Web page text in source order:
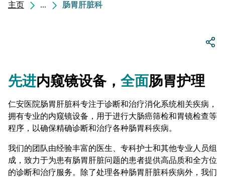
主页 ... 肠胃肝脏科
先进内窥镜设备， 全面肠胃护理
仁安医院肠胃肝脏科专注于诊断和治疗消化系统相关疾病，
拥有专业的内窥镜设备，用于进行大肠癌筛检和胃镜检查等
程序，以确保精确诊断和治疗各种肠胃科疾病。
我们的团队由经验丰富的医生、专科护士和其他专业人员组
成，致力于为患有肠胃肝脏问题的患者提供高品质和全方位
的诊断和治疗服务。除了处理各种肠胃肝脏科疾病外，我们